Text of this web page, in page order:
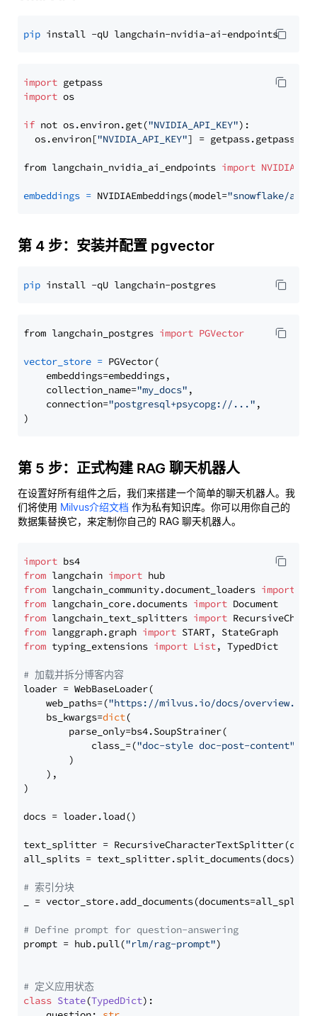
pip
import
import os
if not os.environ.get("NVIDIA_API_KEY"):
  os.environ[
"NVIDIA_API_KEY"] = getpass.getpass(
from langchain_nvidia_ai_endpoints import
embeddings = NVIDIAEmbeddings(model="snowflake/
第 4 步：安装并配置 pgvector
pip
from langchain_postgres import PGVector
vector_store = PGVector(
    embeddings=embeddings,
    collection_name=
"my_docs" ,
    connection=
"postgresql+psycopg://..." ,
第 5 步：正式构建 RAG 聊天机器人
在设置好所有组件之后，我们来搭建一个简单的聊天机器人。我
们将使用 Milvus介绍文档 作为私有知识库。你可以用你自己的
数据集替换它，来定制你自己的 RAG 聊天机器人。
import
from langchain import
from langchain_community.document_loaders import
from langchain_core.documents import
from langchain_text_splitters import
from langgraph.graph import
from typing_extensions import List, TypedDict
# 加载并拆分博客内容
loader = WebBaseLoader(
    web_paths=(
"https://milvus.io/docs/overview.md"
    bs_kwargs=
dict(
        parse_only=bs4.SoupStrainer(
            class_=(
"doc-style doc-post-content"
        )
    ),
)
docs = loader.load()
text_splitter =
all_splits = text_splitter.split_documents(docs)
# 索引分块
_ = vector_store.add_documents(documents=all_splits)
# Define prompt for question-answering
prompt = hub.pull("rlm/rag-prompt")
# 定义应用状态
class State(TypedDict):